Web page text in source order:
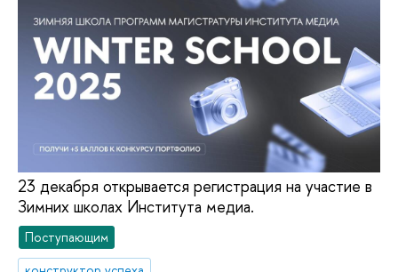
23 декабря открывается регистрация на участие в
Зимних школах Института медиа.
Поступающим